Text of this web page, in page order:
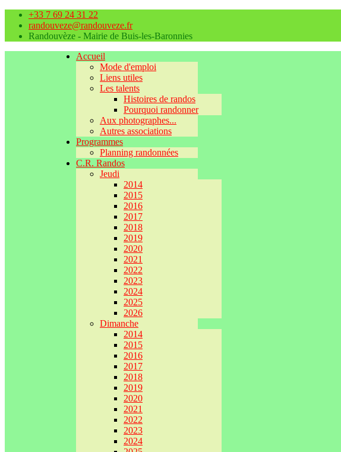
+33 7 69 24 31 22
randouveze@randouveze.fr
Randouvèze - Mairie de Buis-les-Baronnies
Accueil
Mode d'emploi
Liens utiles
Les talents
Histoires de randos
Pourquoi randonner
Aux photographes...
Autres associations
Programmes
Planning randonnées
C.R. Randos
Jeudi
2014
2015
2016
2017
2018
2019
2020
2021
2022
2023
2024
2025
2026
Dimanche
2014
2015
2016
2017
2018
2019
2020
2021
2022
2023
2024